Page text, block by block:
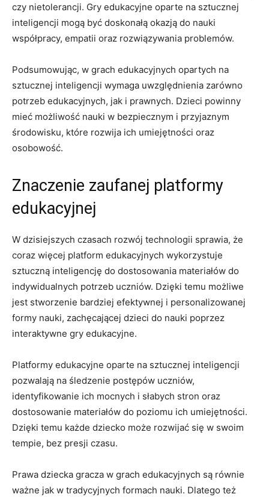
czy nietolerancji. ⁣Gry edukacyjne oparte na sztucznej
inteligencji mogą być ​doskonałą okazją do​ nauki
współpracy,⁢ empatii ​oraz‌ rozwiązywania problemów.
Podsumowując, ⁤w grach​ edukacyjnych opartych na
sztucznej inteligencji wymaga uwzględnienia zarówno
potrzeb⁤ edukacyjnych,⁢ jak i prawnych. ‌Dzieci powinny
mieć możliwość nauki w bezpiecznym i przyjaznym
środowisku, które rozwija‍ ich umiejętności oraz
osobowość.
Znaczenie zaufanej platformy
edukacyjnej
W⁤ dzisiejszych czasach rozwój technologii sprawia, ​że
coraz⁣ więcej platform edukacyjnych wykorzystuje
sztuczną⁤ inteligencję⁤ do ​dostosowania materiałów do​
indywidualnych potrzeb ⁢uczniów. Dzięki temu⁢ możliwe
jest ⁢stworzenie bardziej efektywnej ⁤i ⁣personalizowanej‌
formy nauki, zachęcającej dzieci do nauki poprzez
interaktywne gry ​edukacyjne.
Platformy edukacyjne oparte na​ sztucznej inteligencji⁣
pozwalają ⁤na śledzenie⁢ postępów uczniów,
identyfikowanie ​ich mocnych i ⁤słabych stron‌ oraz⁣
dostosowanie​ materiałów do poziomu ich umiejętności.
⁤Dzięki temu​ każde dziecko może⁢ rozwijać ​się w swoim
tempie, ⁢bez presji‌ czasu.
Prawa‍ dziecka gracza​ w grach edukacyjnych są równie
ważne​ jak w tradycyjnych formach nauki. Dlatego też